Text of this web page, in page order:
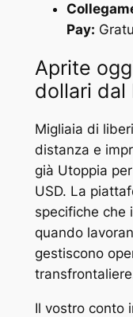
Pay:
Aprite
dollari dal
Migliaia di
distanza e
già Utoppia
USD. La
specifiche che
quando
gestiscono
Il vostro conto